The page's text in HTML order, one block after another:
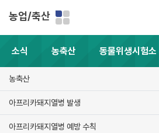
농업/축산
소식 농축산 동물위생시험소
농축산
아프리카돼지열병 발생
아프리카돼지열병 예방 수칙